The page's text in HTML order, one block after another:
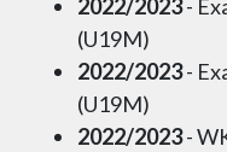
2022/2023-
(U19M)
2022/2023-
(U19M)
2022/2023-